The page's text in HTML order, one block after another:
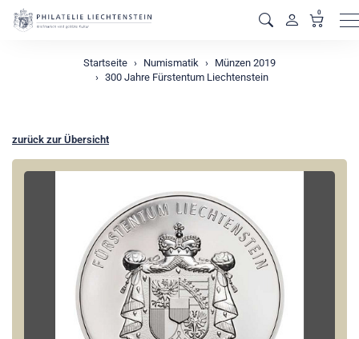
0
Startseite Numismatik
Münzen 2019
300 Jahre Fürstentum Liechtenstein
zurück zur Übersicht